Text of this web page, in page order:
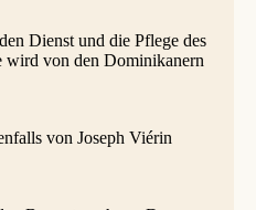
Dienst und die Pflege des
wird von den Dominikanern
von Joseph Viérin